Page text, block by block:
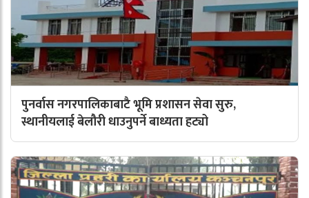
पुनर्वास नगरपालिकाबाटै भूमि प्रशासन सेवा सुरु,
स्थानीयलाई बेलौरी धाउनुपर्ने बाध्यता हट्यो